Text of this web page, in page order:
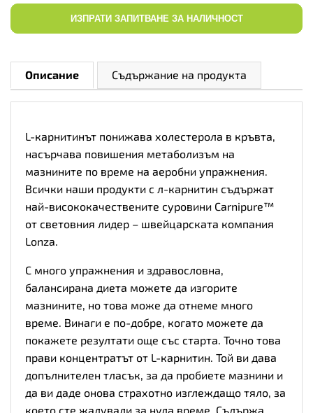
ИЗПРАТИ ЗАПИТВАНЕ ЗА НАЛИЧНОСТ
Описание Съдържание на продукта
L-карнитинът понижава холестерола в кръвта,
насърчава повишения метаболизъм на
мазнините по време на аеробни упражнения.
Всички наши продукти с л-карнитин съдържат
най-висококачествените суровини Carnipure™
от световния лидер – швейцарската компания
Lonza.
С много упражнения и здравословна,
балансирана диета можете да изгорите
мазнините, но това може да отнеме много
време. Винаги е по-добре, когато можете да
покажете резултати още със старта. Точно това
прави концентратът от L-карнитин. Той ви дава
допълнителен тласък, за да пробиете мазнини и
да ви даде онова страхотно изглеждащо тяло, за
което сте жадували за нула време. Съдържа